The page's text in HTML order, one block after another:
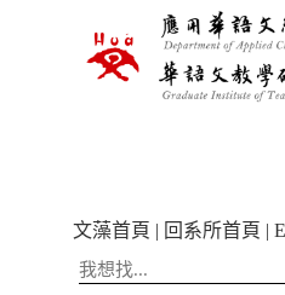
文藻首頁 | 回系所首頁 |